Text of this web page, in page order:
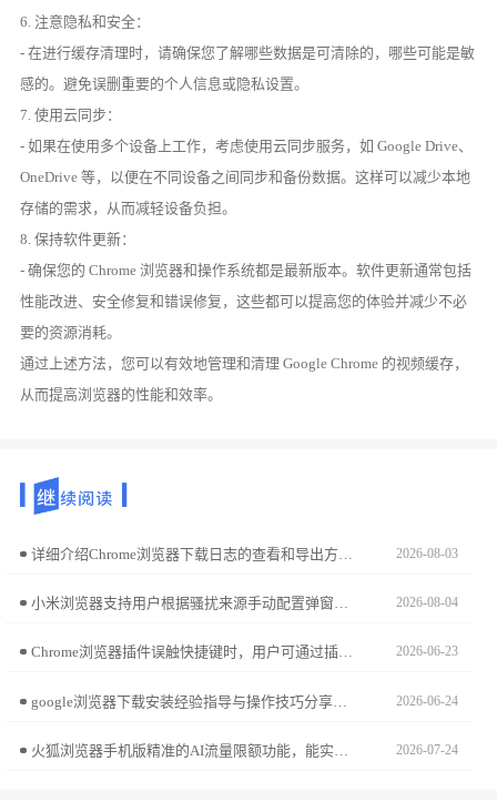
6. 注意隐私和安全：
- 在进行缓存清理时，请确保您了解哪些数据是可清除的，哪些可能是敏
感的。避免误删重要的个人信息或隐私设置。
7. 使用云同步：
- 如果在使用多个设备上工作，考虑使用云同步服务，如 Google Drive、
OneDrive 等，以便在不同设备之间同步和备份数据。这样可以减少本地
存储的需求，从而减轻设备负担。
8. 保持软件更新：
- 确保您的 Chrome 浏览器和操作系统都是最新版本。软件更新通常包括
性能改进、安全修复和错误修复，这些都可以提高您的体验并减少不必
要的资源消耗。
通过上述方法，您可以有效地管理和清理 Google Chrome 的视频缓存，
从而提高浏览器的性能和效率。
2026-08-03
小米浏览器支持用户根据骚扰来源手动配置弹窗拦截规则。本实操教程指导您如何通过深入的拦截设置，打造专属于您的深度屏蔽方案，有效杜绝各类恶意干扰广告，营造一个干净、专注且安全的网页浏览生态。 2026-08-04
Chrome浏览器插件误触快捷键时，用户可通过插件管理页自定义快捷键设置，避免与浏览器快捷键冲突。 2026-06-23
google浏览器下载安装经验指导与操作技巧分享，用户可快速掌握关键步骤，提高浏览器安装效率与稳定性。 2026-06-24
2026-07-24